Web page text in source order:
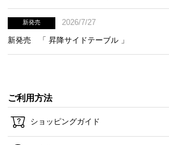
新発売
2026/7/27
新発売 「 昇降サイドテーブル 」
ご利用方法
ショッピングガイド